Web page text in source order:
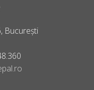
București